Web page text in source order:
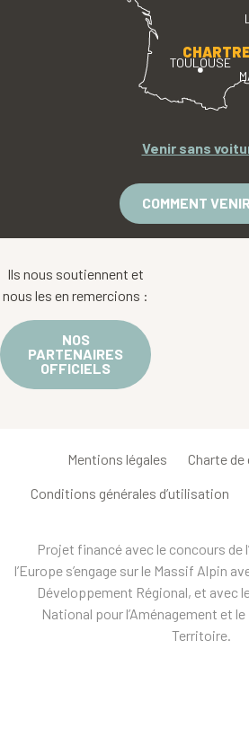
TOULOUSE
Venir sans
COMMENT
Ils nous soutiennent et
nous les en remercions :
NOS
PARTENAIRES
OFFICIELS
Mentions légales Charte
Conditions générales d’utilisation
Projet financé avec le concours de
l’Europe s’engage sur le Massif Alpin
Développement Régional, et avec
National pour l’Aménagement et
Territoire.